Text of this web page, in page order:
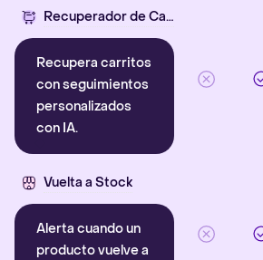
Recuperador de Carritos con IA
Recupera carritos
con seguimientos
personalizados
con IA.
Vuelta a Stock
Alerta cuando un
producto vuelve a